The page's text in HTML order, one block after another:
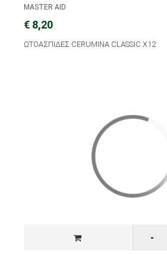
MASTER AID
€ 8,20
ΩΤΟΑΣΠΙΔΕΣ CERUMINA CLASSIC X12